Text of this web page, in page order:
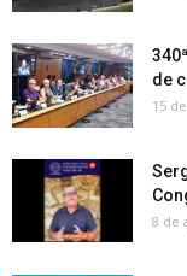
de
15
8 de